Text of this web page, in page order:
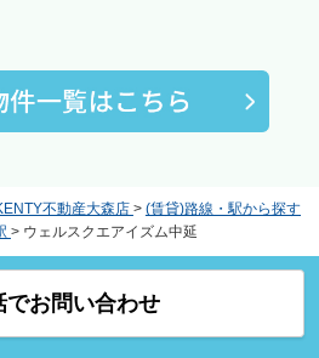
不動産大森店 > (賃貸)路線・駅から探す
> ウェルスクエアイズム中延
でお問い合わせ